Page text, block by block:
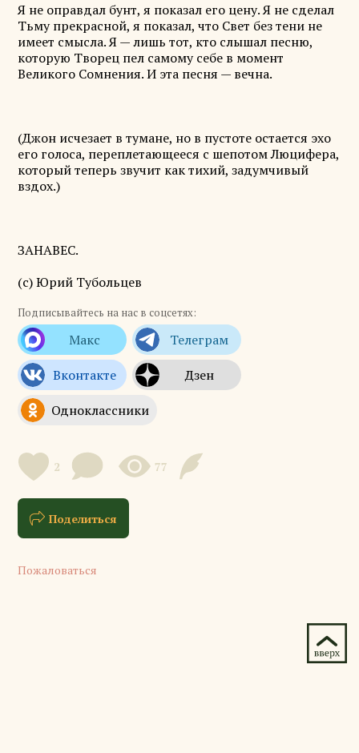
Я не оправдал бунт, я показал его цену. Я не сделал
Тьму прекрасной, я показал, что Свет без тени не
имеет смысла. Я — лишь тот, кто слышал песню,
которую Творец пел самому себе в момент
Великого Сомнения. И эта песня — вечна.
(Джон исчезает в тумане, но в пустоте остается эхо
его голоса, переплетающееся с шепотом Люцифера,
который теперь звучит как тихий, задумчивый
вздох.)
ЗАНАВЕС.
(с) Юрий Тубольцев
Подписывайтесь на нас в соцсетях:
2 77
Поделиться
Пожаловаться